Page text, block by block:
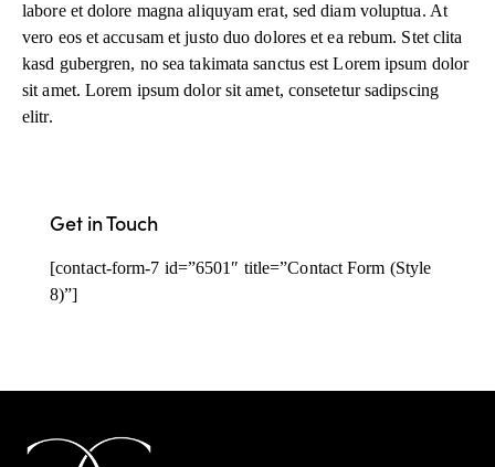
labore et dolore magna aliquyam erat, sed diam voluptua. At
vero eos et accusam et justo duo dolores et ea rebum. Stet clita
kasd gubergren, no sea takimata sanctus est Lorem ipsum dolor
sit amet. Lorem ipsum dolor sit amet, consetetur sadipscing
elitr.
Get in Touch
[contact-form-7 id=”6501″ title=”Contact Form (Style
8)”]